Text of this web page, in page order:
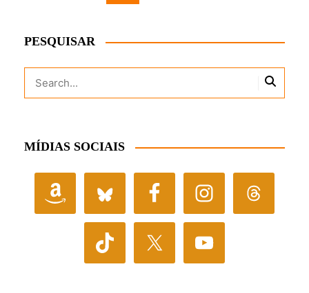
PESQUISAR
MÍDIAS SOCIAIS